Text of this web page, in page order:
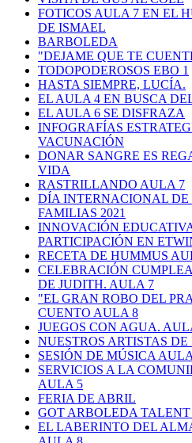
FOTICOS AULA 7 EN EL
DE ISMAEL
BARBOLEDA
"DEJAME QUE TE
TODOPODEROSOS EBO 1
HASTA SIEMPRE, LUCÍA.
EL AULA 4 EN BUSCA
EL AULA 6 SE DISFRAZA
INFOGRAFÍAS
VACUNACIÓN
DONAR SANGRE ES
VIDA
RASTRILLANDO AULA 7
DÍA INTERNACIONAL DE
FAMILIAS 2021
INNOVACIÓN
PARTICIPACIÓN EN
RECETA DE HUMMUS
CELEBRACIÓN
DE JUDITH. AULA 7
"EL GRAN ROBO DEL
CUENTO AULA 8
JUEGOS CON AGUA.
NUESTROS ARTISTAS DE
SESIÓN DE MÚSICA
SERVICIOS A LA
AULA 5
FERIA DE ABRIL
GOT ARBOLEDA TALENT
EL LABERINTO DEL